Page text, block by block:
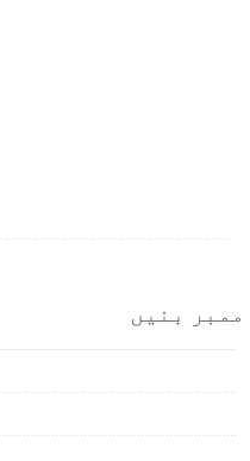
ممبر بنیں